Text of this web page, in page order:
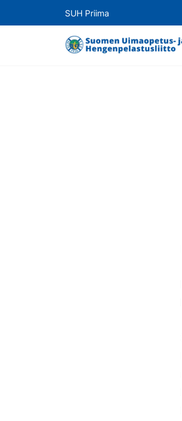
SUH Priima